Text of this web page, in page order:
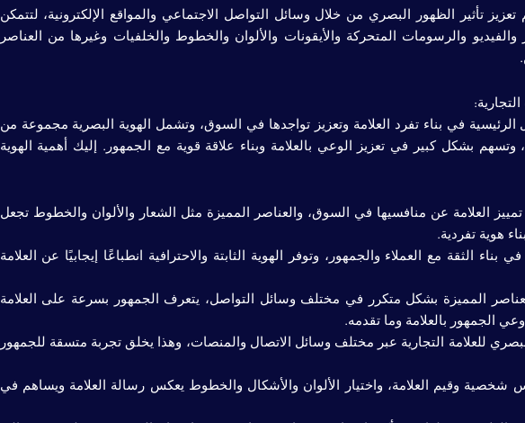
تأثير الظهور البصري من خلال وسائل التواصل الاجتماعي والمواقع الإلكترونية، لتتمكن
والرسومات المتحركة والأيقونات والألوان والخطوط والخلفيات وغيرها من العناصر
الرئيسية في بناء تفرد العلامة وتعزيز تواجدها في السوق، وتشمل الهوية البصرية مجموعة من
وتسهم بشكل كبير في تعزيز الوعي بالعلامة وبناء علاقة قوية مع الجمهور. إليك أهمية الهوية
العلامة عن منافسيها في السوق، والعناصر المميزة مثل الشعار والألوان والخطوط تجعل
هوية تفردية.
بناء الثقة مع العملاء والجمهور، وتوفر الهوية الثابتة والاحترافية انطباعًا إيجابيًا عن العلامة
المميزة بشكل متكرر في مختلف وسائل التواصل، يتعرف الجمهور بسرعة على العلامة
الجمهور بالعلامة وما تقدمه.
للعلامة التجارية عبر مختلف وسائل الاتصال والمنصات، وهذا يخلق تجربة متسقة للجمهور
شخصية وقيم العلامة، واختيار الألوان والأشكال والخطوط يعكس رسالة العلامة ويساهم في